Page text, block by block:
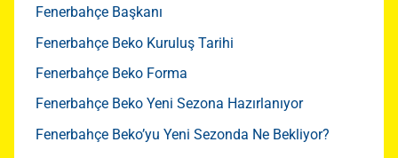
Fenerbahçe Başkanı
Fenerbahçe Beko Kuruluş Tarihi
Fenerbahçe Beko Forma
Fenerbahçe Beko Yeni Sezona Hazırlanıyor
Fenerbahçe Beko’yu Yeni Sezonda Ne Bekliyor?